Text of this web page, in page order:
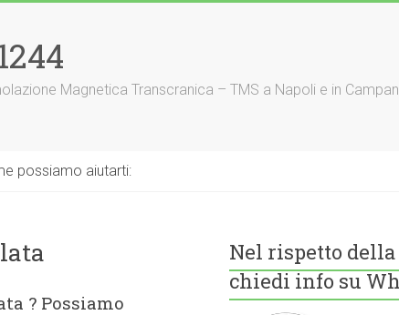
Magnetica Transcranica – TMS a Napoli e in
possiamo aiutarti:
? Possiamo
Nel rispetto
chiedi info su